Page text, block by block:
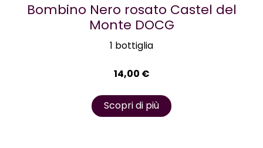
Bombino Nero rosato Castel del
Monte DOCG
1 bottiglia
14,00 €
Scopri di più